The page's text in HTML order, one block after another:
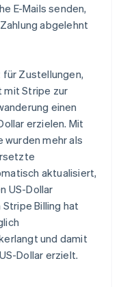
E-Mails senden,
abgelehnt
für Zustellungen,
mit Stripe zur
einen
erzielen. Mit
mehr als
aktualisiert,
US-Dollar
Stripe Billing hat
und damit
Dollar erzielt.